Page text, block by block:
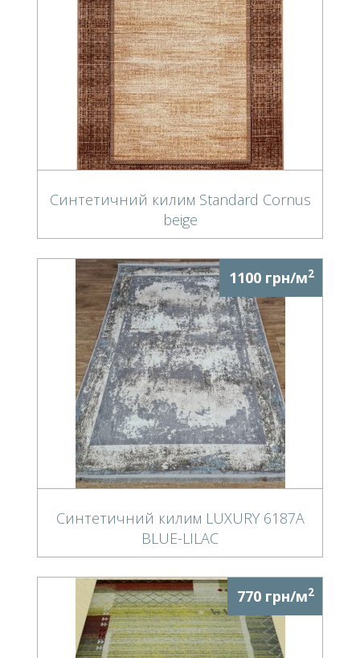
Синтетичний килим Standard Cornus
beige
1100 грн/м2
Синтетичний килим LUXURY 6187A
BLUE-LILAC
770 грн/м2